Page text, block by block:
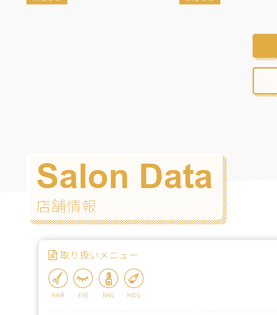
Salon Data
店舗情報
取り扱いメニュー
HAIR EYE NAIL KIDS